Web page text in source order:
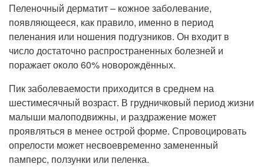
на дому
Прием врача-уролога
Прием врача-невролога
Прием врача-стоматолога
Прием врача-кардиолога
Рентгенология
Пеленочный дерматит – кожное заболевание,
появляющееся, как правило, именно в период
пеленания или ношения подгузников. Он входит в
число достаточно распространенных болезней и
поражает около 60% новорождённых.
Пик заболеваемости приходится в среднем на
шестимесячный возраст. В грудничковый период жизни
малыши малоподвижны, и раздражение может
проявляться в менее острой форме. Спровоцировать
опрелости может несвоевременно замененный
памперс, ползунки или пеленка.